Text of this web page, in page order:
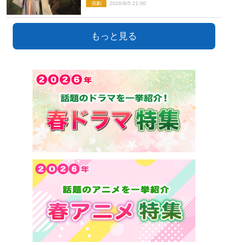
演劇 2026/8/5 21:00
もっと見る